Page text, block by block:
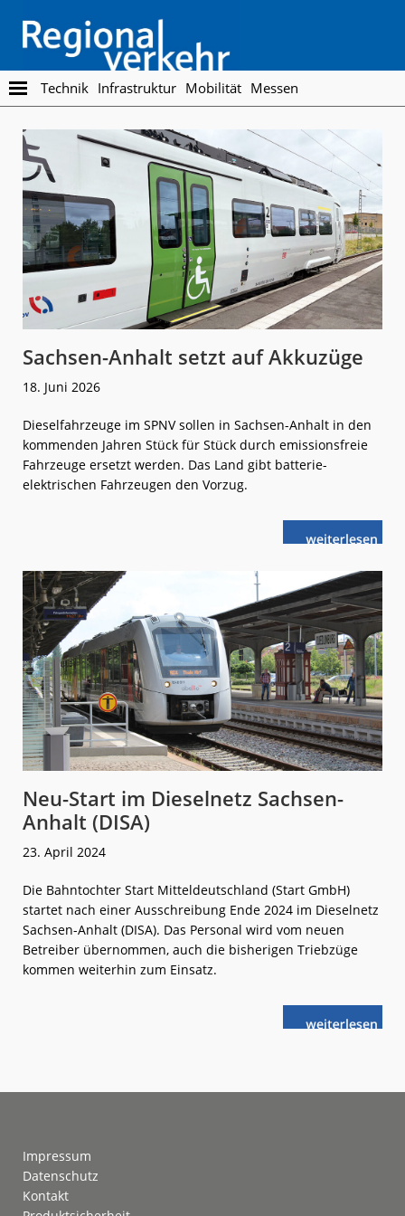
main
content
footer
Regionalverkehr
Die
Fachzeitschrift
den
Öffentlichen
Personennahverkehr
Technik Infrastruktur Mobilität Messen
Sachsen-Anhalt setzt auf Akkuzüge
18. Juni 2026
Dieselfahrzeuge im SPNV sollen in Sachsen-Anhalt in den
kommenden Jahren Stück für Stück durch emissionsfreie
Fahrzeuge ersetzt werden. Das Land gibt batterie-
elektrischen Fahrzeugen den Vorzug.
weiterlese
nSachsen-
Akkuzüge
Neu-Start im Dieselnetz Sachsen-
Anhalt (DISA)
23. April 2024
Die Bahntochter Start Mitteldeutschland (Start GmbH)
startet nach einer Ausschreibung Ende 2024 im Dieselnetz
Sachsen-Anhalt (DISA). Das Personal wird vom neuen
Betreiber übernommen, auch die bisherigen Triebzüge
kommen weiterhin zum Einsatz.
weiterlese
nNeu-
Impressum
Datenschutz
Kontakt